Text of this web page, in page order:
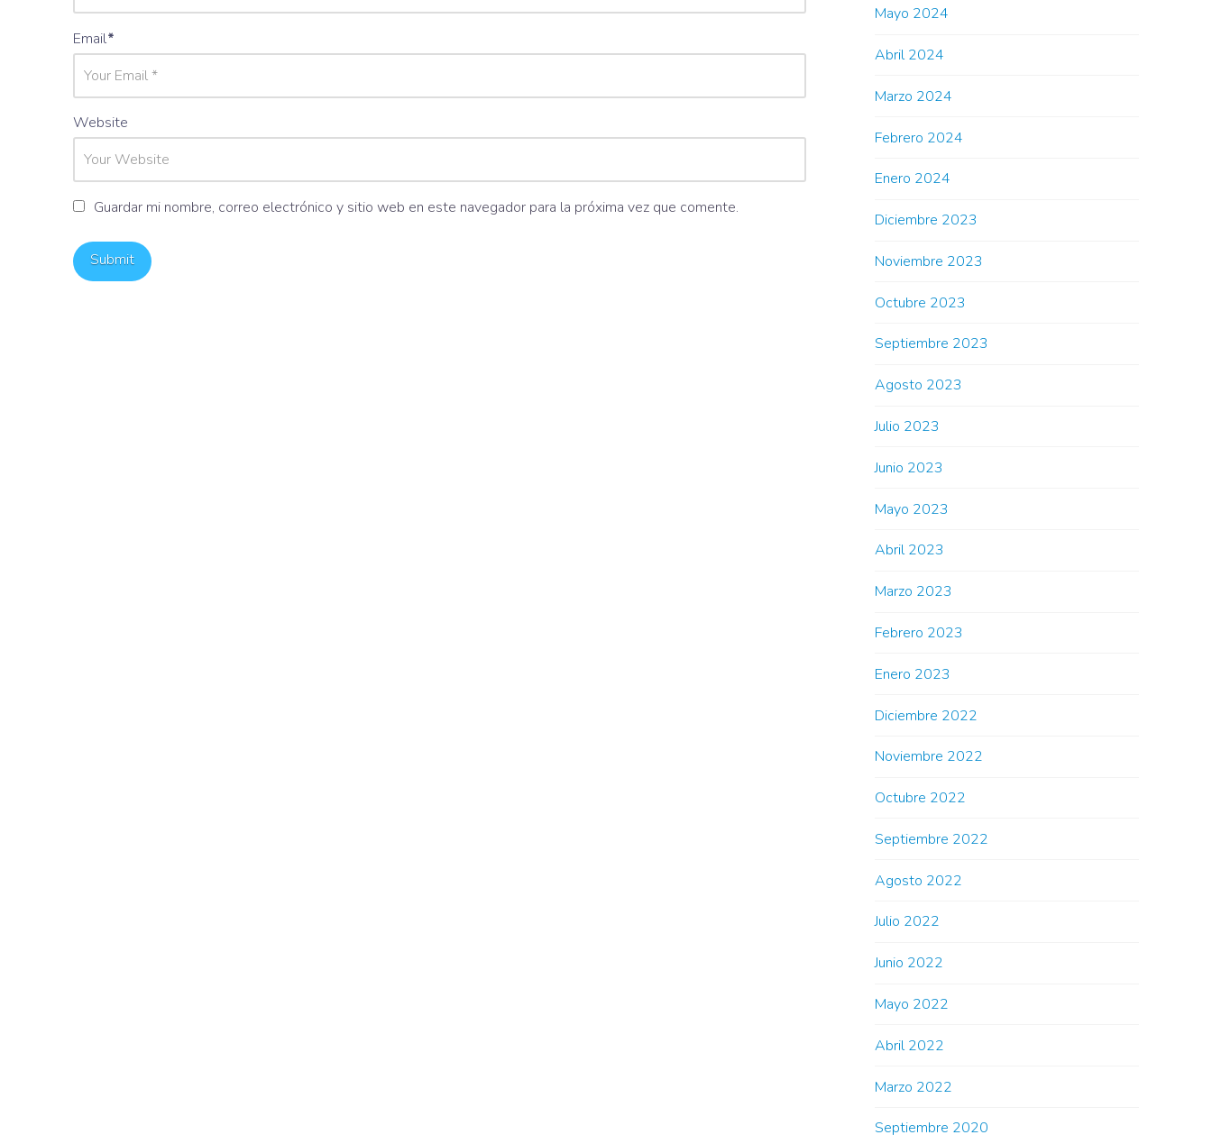
Email*
Website
Guardar mi nombre, correo electrónico y sitio web en este navegador para la próxima vez que comente.
Mayo 2024
Abril 2024
Marzo 2024
Febrero 2024
Enero 2024
Diciembre 2023
Noviembre 2023
Octubre 2023
Septiembre 2023
Agosto 2023
Julio 2023
Junio 2023
Mayo 2023
Abril 2023
Marzo 2023
Febrero 2023
Enero 2023
Diciembre 2022
Noviembre 2022
Octubre 2022
Septiembre 2022
Agosto 2022
Julio 2022
Junio 2022
Mayo 2022
Abril 2022
Marzo 2022
Septiembre 2020